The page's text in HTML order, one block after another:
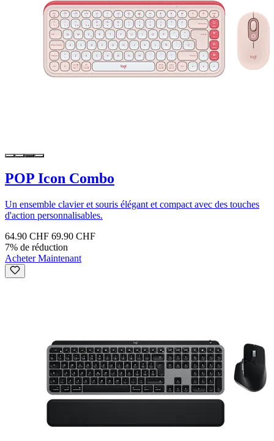
POP Icon Combo
Un ensemble clavier et souris élégant et compact avec des touches
d'action personnalisables.
64.90 CHF 69.90 CHF
7% de réduction
Acheter Maintenant